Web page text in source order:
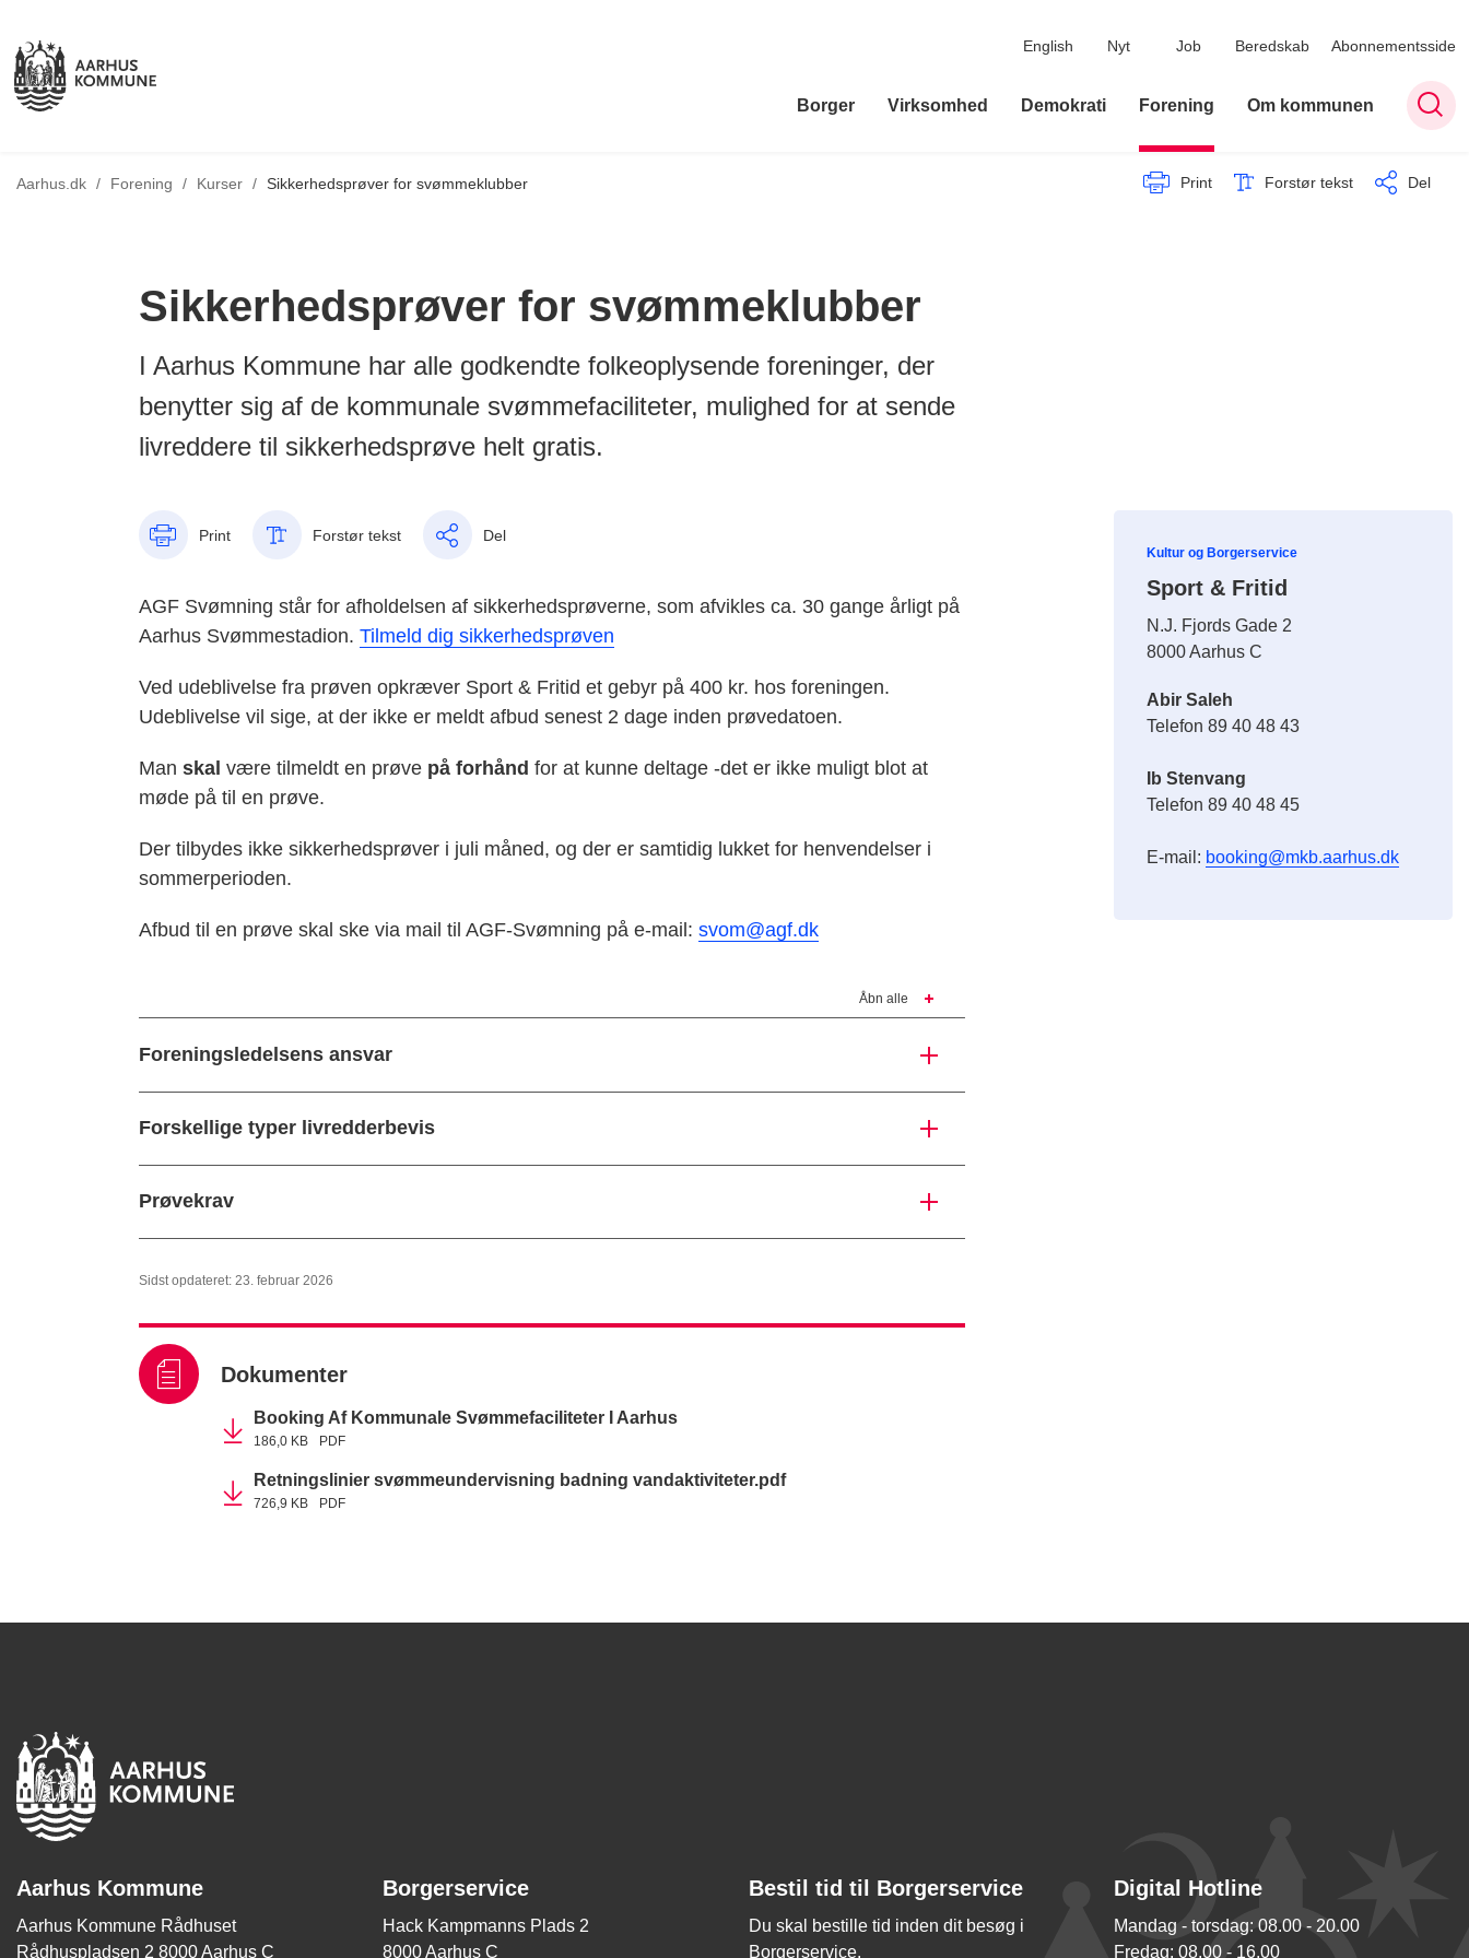
English Nyt Job Beredskab Abonnementsside
Borger Virksomhed Demokrati Forening Om kommunen
Aarhus.dk / Forening / Tilbage til
Kurser / Sikkerhedsprøver for svømmeklubber Print Forstør tekst Del
Sikkerhedsprøver for svømmeklubber
I Aarhus Kommune har alle godkendte folkeoplysende foreninger, der
benytter sig af de kommunale svømmefaciliteter, mulighed for at sende
livreddere til sikkerhedsprøve helt gratis.
Print Forstør tekst Del
AGF Svømning står for afholdelsen af sikkerhedsprøverne, som afvikles ca. 30 gange årligt på
Aarhus Svømmestadion. Tilmeld dig sikkerhedsprøven
Ved udeblivelse fra prøven opkræver Sport & Fritid et gebyr på 400 kr. hos foreningen.
Udeblivelse vil sige, at der ikke er meldt afbud senest 2 dage inden prøvedatoen.
Man skal være tilmeldt en prøve på forhånd for at kunne deltage -det er ikke muligt blot at
møde på til en prøve.
Der tilbydes ikke sikkerhedsprøver i juli måned, og der er samtidig lukket for henvendelser i
sommerperioden.
Afbud til en prøve skal ske via mail til AGF-Svømning på e-mail: svom@agf.dk
Åbn alle
Foreningsledelsens ansvar
Forskellige typer livredderbevis
Prøvekrav
Kultur og Borgerservice
Sport & Fritid
N.J. Fjords Gade 2
8000 Aarhus C
Abir Saleh
Telefon 89 40 48 43
Ib Stenvang
Telefon 89 40 48 45
E-mail: booking@mkb.aarhus.dk
Sidst opdateret: 23. februar 2026
Dokumenter
Booking Af Kommunale Svømmefaciliteter I Aarhus
186,0 KB PDF
Retningslinier svømmeundervisning badning vandaktiviteter.pdf
726,9 KB PDF
Aarhus Kommune
Aarhus Kommune Rådhuset
Rådhuspladsen 2 8000 Aarhus C
Borgerservice
Hack Kampmanns Plads 2
8000 Aarhus C
Bestil tid til Borgerservice
Du skal bestille tid inden dit besøg i
Borgerservice.
Digital Hotline
Mandag - torsdag: 08.00 - 20.00
Fredag: 08.00 - 16.00